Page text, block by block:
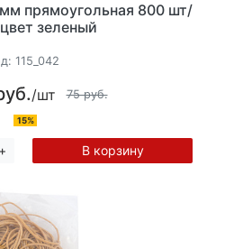
прямоугольная 800 шт/
зеленый
115_042
/шт 75 руб.
15%
+ В корзину